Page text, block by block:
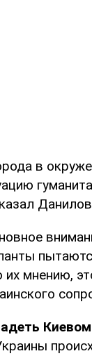
в
их мнению,
Киевом